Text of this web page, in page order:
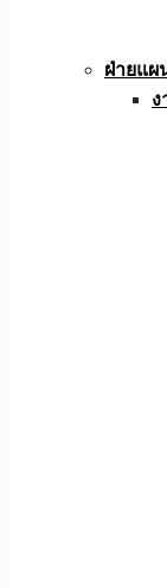
ฝ่ายแผ
ง